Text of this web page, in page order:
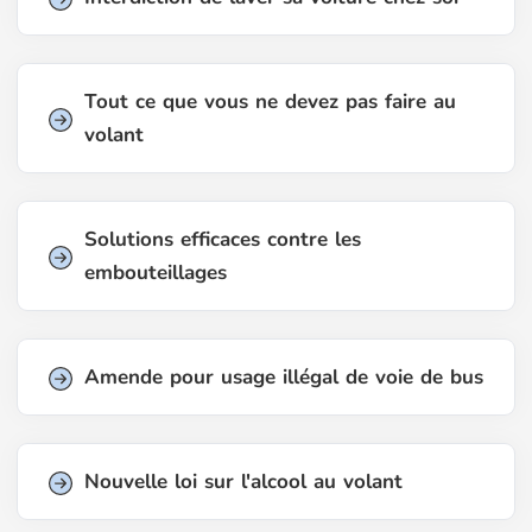
Tout ce que vous ne devez pas faire au
volant
Solutions efficaces contre les
embouteillages
Amende pour usage illégal de voie de bus
Nouvelle loi sur l'alcool au volant